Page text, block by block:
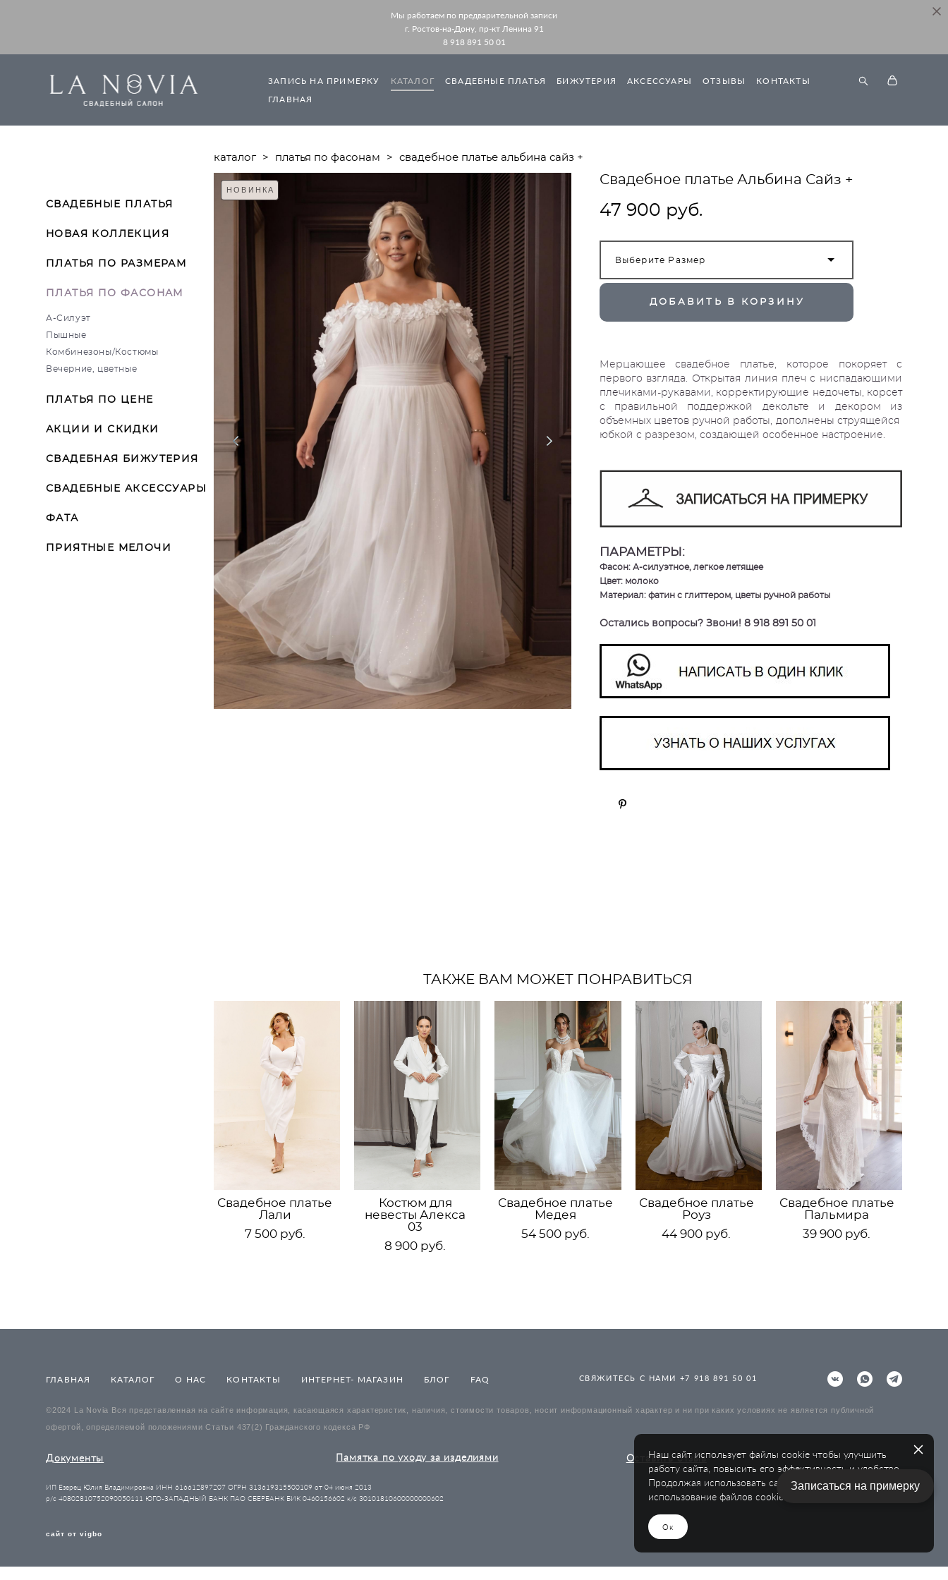
Мы работаем по предварительной записи
г. Ростов-на-Дону, пр-кт Ленина 91
8 918 891 50 01
ЗАПИСЬ НА ПРИМЕРКУ КАТАЛОГ СВАДЕБНЫЕ ПЛАТЬЯ БИЖУТЕРИЯ АКСЕССУАРЫ ОТЗЫВЫ
КОНТАКТЫ
ГЛАВНАЯ
СВАДЕБНЫЕ ПЛАТЬЯ
НОВАЯ КОЛЛЕКЦИЯ
ПЛАТЬЯ ПО РАЗМЕРАМ
ПЛАТЬЯ ПО ФАСОНАМ
А-Силуэт
Пышные
Комбинезоны/Костюмы
Вечерние, цветные
ПЛАТЬЯ ПО ЦЕНЕ
АКЦИИ И СКИДКИ
СВАДЕБНАЯ БИЖУТЕРИЯ
СВАДЕБНЫЕ АКСЕССУАРЫ
ФАТА
ПРИЯТНЫЕ МЕЛОЧИ
каталог > платья по фасонам > свадебное платье альбина сайз +
НОВИНКА
Свадебное платье Альбина Сайз +
47 900 pуб.
Выберите Размер
ДОБАВИТЬ В КОРЗИНУ
Мерцающее свадебное платье, которое покоряет с
первого взгляда. Открытая линия плеч с ниспадающими
плечиками-рукавами, корректирующие недочеты, корсет
с правильной поддержкой декольте и декором из
объемных цветов ручной работы, дополнены струящейся
юбкой с разрезом, создающей особенное настроение.
ПАРАМЕТРЫ:
Фасон: А-силуэтное, легкое летящее
Цвет: молоко
Материал: фатин с глиттером, цветы ручной работы
Остались вопросы? Звони! 8 918 891 50 01
ТАКЖЕ ВАМ МОЖЕТ ПОНРАВИТЬСЯ
Свадебное платье
Лали
7 500 pуб.
Костюм для
невесты Алекса
03
8 900 pуб.
Свадебное платье
Медея
54 500 pуб.
Свадебное платье
Роуз
44 900 pуб.
Свадебное платье
Пальмира
39 900 pуб.
ГЛАВНАЯ КАТАЛОГ О НАС КОНТАКТЫ ИНТЕРНЕТ- МАГАЗИН БЛОГ FAQ СВЯЖИТЕСЬ С НАМИ +7 918 891 50 01
©2024 La Novia Вся представленная на сайте информация, касающаяся характеристик, наличия, стоимости товаров, носит информационный характер и ни при каких условиях не является публичной
офертой, определяемой положениями Статьи 437(2) Гражданского кодекса РФ
Документы Памятка по уходу за изделиями Оставить отзыв
ИП Езерец Юлия Владимировна ИНН 616612897207 ОГРН 313619315500109 от 04 июня 2013
р/с 40802810752090050111 ЮГО-ЗАПАДНЫЙ БАНК ПАО СБЕРБАНК БИК 0460156602 к/с 30101810600000000602
сайт от vigbo
Наш сайт использует файлы cookie чтобы улучшить
работу сайта, повысить его эффективность и удобство.
Продолжая использовать сайт, вы соглашаетесь на
использование файлов cookie.
Ок
Записаться на примерку